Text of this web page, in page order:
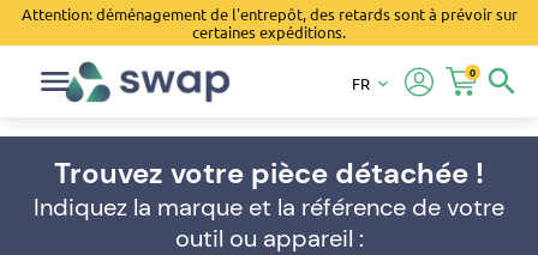
Attention: déménagement de l'entrepôt, des retards sont à prévoir sur
certaines expéditions.
search
0
FR keyboard_arrow_down
Trouvez votre pièce détachée !
Indiquez la marque et la référence de votre
outil ou appareil :